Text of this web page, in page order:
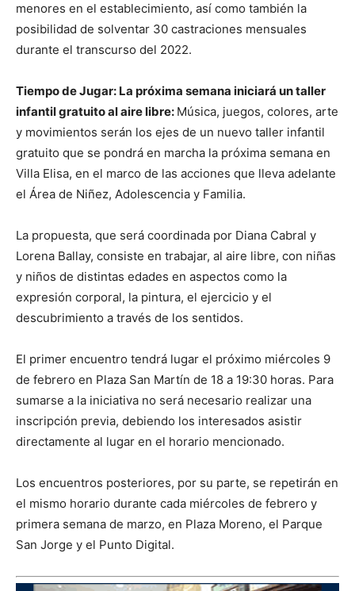
menores en el establecimiento, así como también la
posibilidad de solventar 30 castraciones mensuales
durante el transcurso del 2022.
Tiempo de Jugar: La próxima semana iniciará un taller
infantil gratuito al aire libre: Música, juegos, colores, arte
y movimientos serán los ejes de un nuevo taller infantil
gratuito que se pondrá en marcha la próxima semana en
Villa Elisa, en el marco de las acciones que lleva adelante
el Área de Niñez, Adolescencia y Familia.
La propuesta, que será coordinada por Diana Cabral y
Lorena Ballay, consiste en trabajar, al aire libre, con niñas
y niños de distintas edades en aspectos como la
expresión corporal, la pintura, el ejercicio y el
descubrimiento a través de los sentidos.
El primer encuentro tendrá lugar el próximo miércoles 9
de febrero en Plaza San Martín de 18 a 19:30 horas. Para
sumarse a la iniciativa no será necesario realizar una
inscripción previa, debiendo los interesados asistir
directamente al lugar en el horario mencionado.
Los encuentros posteriores, por su parte, se repetirán en
el mismo horario durante cada miércoles de febrero y
primera semana de marzo, en Plaza Moreno, el Parque
San Jorge y el Punto Digital.